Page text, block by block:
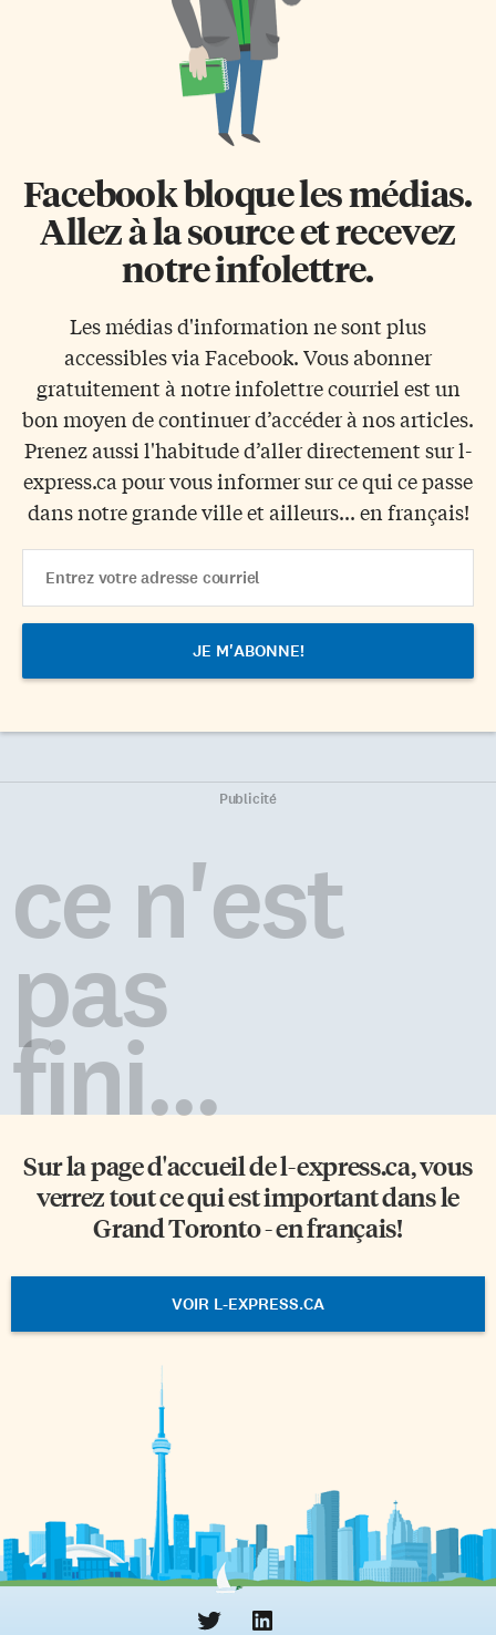
Facebook bloque les médias.
Allez à la source et recevez
notre infolettre.
Les médias d'information ne sont plus
accessibles via Facebook. Vous abonner
gratuitement à notre infolettre courriel est un
bon moyen de continuer d’accéder à nos articles.
Prenez aussi l'habitude d’aller directement sur l-
express.ca pour vous informer sur ce qui ce passe
dans notre grande ville et ailleurs... en français!
Address
Publicité
ce n'est
pas
fini...
Sur la page d'accueil del-express.ca, vous
verrez tout ce qui est important dans le
Grand Toronto - en français!
VOIR L-EXPRESS.CA